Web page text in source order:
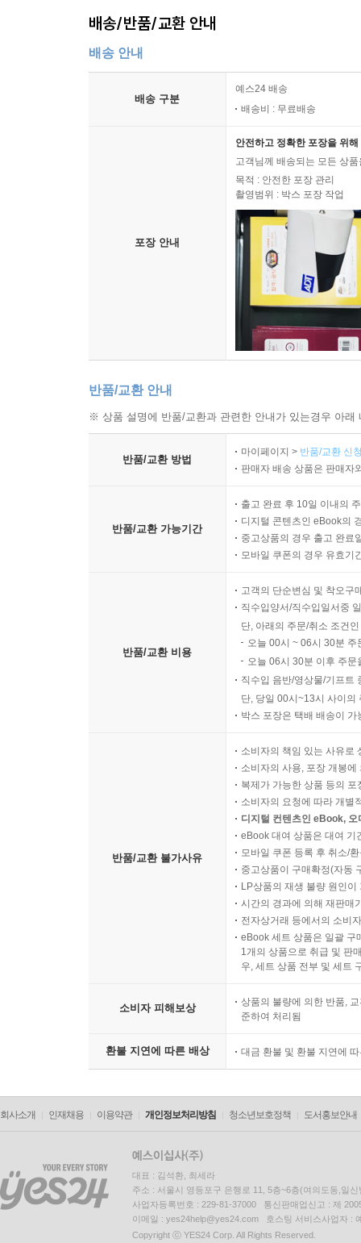
생겼다는 것은 복음입니다. 늘 옆에 두고 사랑할 애
전통문화의 기반아래 관습법이 여전히 유효한 베
있습니다. 사회주의 체재에서 자본주의의 체재
우리에게 소중한 자산입니다. 이를 독자들과 공
들어 알기 쉽게 설명한 점은 베트남 현장을 다년
- 박낙종 ((전) 베트남 한국문화원장)
배송/반품/교환 안내
배송 안내
배송 구분
예스24 배송
배송비 : 무료배송
포장 안내
안전하고 정확한 포장을 위
고객님께 배송되는 모든 상
목적 : 안전한 포장 관리
촬영범위 : 박스 포장 작업
반품/교환 안내
※ 상품 설명에 반품/교환과 관련한 안내가 있는경우 아
반품/교환 방법
마이페이지 > 반품/교환 신
판매자 배송 상품은 판매자
반품/교환 가능기간
출고 완료 후 10일 이내의
디지털 콘텐츠인 eBook의
중고상품의 경우 출고 완료
모바일 쿠폰의 경우 유효기
반품/교환 비용
고객의 단순변심 및 착오구
직수입양서/직수입일서중
단, 아래의 주문/취소 조건
오늘 00시 ~ 06시 30분
오늘 06시 30분 이후 주
직수입 음반/영상물/기프트
단, 당일 00시~13시 사이의
박스 포장은 택배 배송이
반품/교환 불가사유
소비자의 책임 있는 사유로
소비자의 사용, 포장 개봉
복제가 가능한 상품 등의
소비자의 요청에 따라 개별
디지털 컨텐츠인 eBook,
eBook 대여 상품은 대여 기
모바일 쿠폰 등록 후 취소/
중고상품이 구매확정(자동
LP상품의 재생 불량 원인
시간의 경과에 의해 재판매
전자상거래 등에서의 소비
eBook 세트 상품은 일괄 구
1개의 상품으로 취급 및 판
우, 세트 상품 전부 및 세트
소비자 피해보상
상품의 불량에 의한 반품,
준하여 처리됨
환불 지연에 따른 배상 대금 환불 및 환불 지연에
회사소개 인재채용 이용약관 개인정보처리방침 청소년보호정책 도서홍보안내
대표 : 김석환, 최세라
주소 : 서울시 영등포구 은행로 11, 5층~6층(여의도동,일신
사업자등록번호 : 229-81-37000 통신판매업신고 : 제
이메일 : yes24help@yes24.com 호스팅 서비스사업자 :
Copyright ⓒ YES24 Corp. All Rights Reserved.